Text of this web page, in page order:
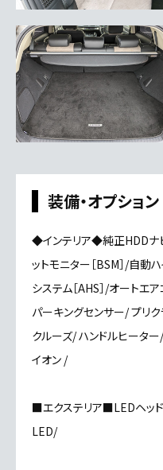
装備・オプション
◆インテリア◆純正HDDナ
ットモニター［BSM］/自動
システム［AHS］/オート
パーキングセンサー/ プリ
クルーズ/ ハンドルヒータ
イオン /
■エクステリア■LEDヘッ
LED/